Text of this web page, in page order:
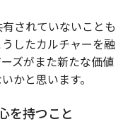
されていないことも
したカルチャーを融
ズがまた新たな価値
かと思います。
を持つこと